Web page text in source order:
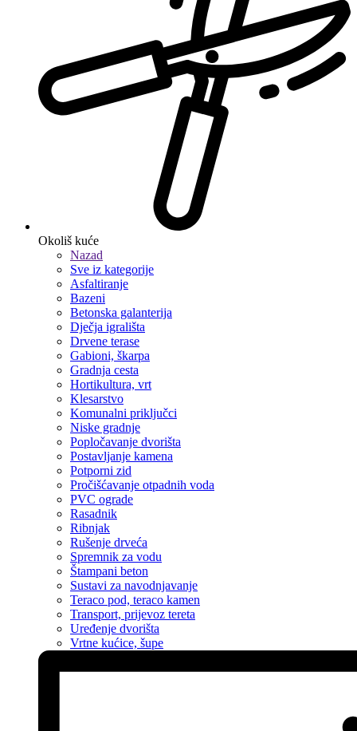
Okoliš kuće
Nazad
Sve iz kategorije
Asfaltiranje
Bazeni
Betonska galanterija
Dječja igrališta
Drvene terase
Gabioni, škarpa
Gradnja cesta
Hortikultura, vrt
Klesarstvo
Komunalni priključci
Niske gradnje
Popločavanje dvorišta
Postavljanje kamena
Potporni zid
Pročišćavanje otpadnih voda
PVC ograde
Rasadnik
Ribnjak
Rušenje drveća
Spremnik za vodu
Štampani beton
Sustavi za navodnjavanje
Teraco pod, teraco kamen
Transport, prijevoz tereta
Uređenje dvorišta
Vrtne kućice, šupe